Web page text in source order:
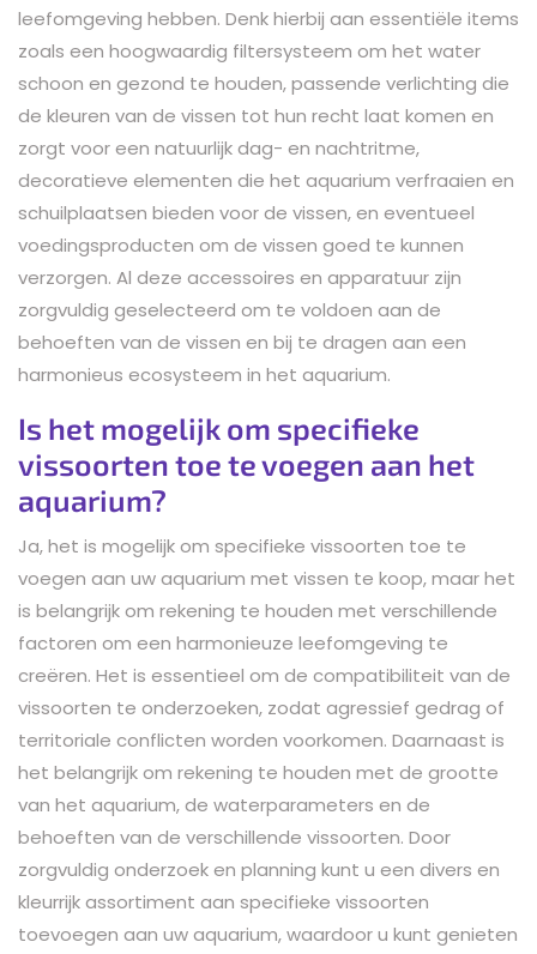
leefomgeving hebben. Denk hierbij aan essentiële items
zoals een hoogwaardig filtersysteem om het water
schoon en gezond te houden, passende verlichting die
de kleuren van de vissen tot hun recht laat komen en
zorgt voor een natuurlijk dag- en nachtritme,
decoratieve elementen die het aquarium verfraaien en
schuilplaatsen bieden voor de vissen, en eventueel
voedingsproducten om de vissen goed te kunnen
verzorgen. Al deze accessoires en apparatuur zijn
zorgvuldig geselecteerd om te voldoen aan de
behoeften van de vissen en bij te dragen aan een
harmonieus ecosysteem in het aquarium.
Is het mogelijk om specifieke
vissoorten toe te voegen aan het
aquarium?
Ja, het is mogelijk om specifieke vissoorten toe te
voegen aan uw aquarium met vissen te koop, maar het
is belangrijk om rekening te houden met verschillende
factoren om een harmonieuze leefomgeving te
creëren. Het is essentieel om de compatibiliteit van de
vissoorten te onderzoeken, zodat agressief gedrag of
territoriale conflicten worden voorkomen. Daarnaast is
het belangrijk om rekening te houden met de grootte
van het aquarium, de waterparameters en de
behoeften van de verschillende vissoorten. Door
zorgvuldig onderzoek en planning kunt u een divers en
kleurrijk assortiment aan specifieke vissoorten
toevoegen aan uw aquarium, waardoor u kunt genieten